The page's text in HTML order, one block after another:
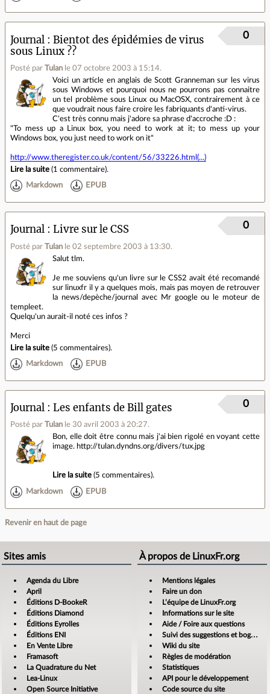
Journal
Bientot des épidémies de virus
sous Linux ??
Posté par Tulan le 07 octobre 2003 à 15:14.
0
Voici un article en anglais de Scott Granneman sur les virus
sous Windows et pourquoi nous ne pourrons pas connaitre
un tel problème sous Linux ou MacOSX, contrairement à ce
que voudrait nous faire croire les fabriquants d'anti-virus.
C'est très connu mais j'adore sa phrase d'accroche :D :
"To mess up a Linux box, you need to work at it; to mess up your
Windows box, you just need to work on it"
http://www.theregister.co.uk/content/56/33226.html(...)
Lire la suite (1 commentaire).
Markdown EPUB
Journal Livre sur le CSS
Posté par Tulan le 02 septembre 2003 à 13:30.
0
Salut tlm.
Je me souviens qu'un livre sur le CSS2 avait été recomandé
sur linuxfr il y a quelques mois, mais pas moyen de retrouver
la news/depèche/journal avec Mr google ou le moteur de
templeet.
Quelqu'un aurait-il noté ces infos ?
Merci
Lire la suite (5 commentaires).
Markdown EPUB
Journal Les enfants de Bill gates
Posté par Tulan le 30 avril 2003 à 20:27.
0
Bon, elle doit être connu mais j'ai bien rigolé en voyant cette
image. http://tulan.dyndns.org/divers/tux.jpg
Lire la suite (5 commentaires).
Markdown EPUB
Revenir en haut de page
Sites amis
Agenda du Libre
April
Éditions D-BookeR
Éditions Diamond
Éditions Eyrolles
Éditions ENI
En Vente Libre
Framasoft
La Quadrature du Net
Lea-Linux
Open Source Initiative
À propos de LinuxFr.org
Mentions légales
Faire un don
L’équipe de LinuxFr.org
Informations sur le site
Aide / Foire aux questions
Suivi des suggestions et bogues
Wiki du site
Règles de modération
Statistiques
API pour le développement
Code source du site